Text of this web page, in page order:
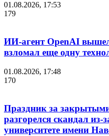
01.08.2026, 17:53
179
ИИ-агент OpenAI
взломал еще одну
01.08.2026, 17:48
170
Праздник за
разгорелся скандал из-
университете имени